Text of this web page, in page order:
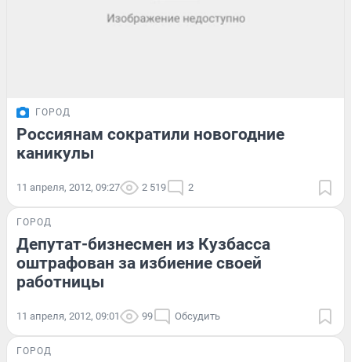
ГОРОД
Россиянам сократили новогодние
каникулы
11 апреля, 2012, 09:27 2 519 2
ГОРОД
Депутат-бизнесмен из Кузбасса
оштрафован за избиение своей
работницы
11 апреля, 2012, 09:01 99 Обсудить
ГОРОД